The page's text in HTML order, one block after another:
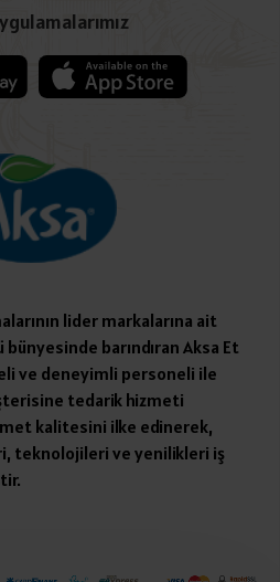
lider markalarına ait
bünyesinde barındıran Aksa Et
ve deneyimli personeli ile
tedarik hizmeti
kalitesini ilke edinerek,
teknolojileri ve yenilikleri iş